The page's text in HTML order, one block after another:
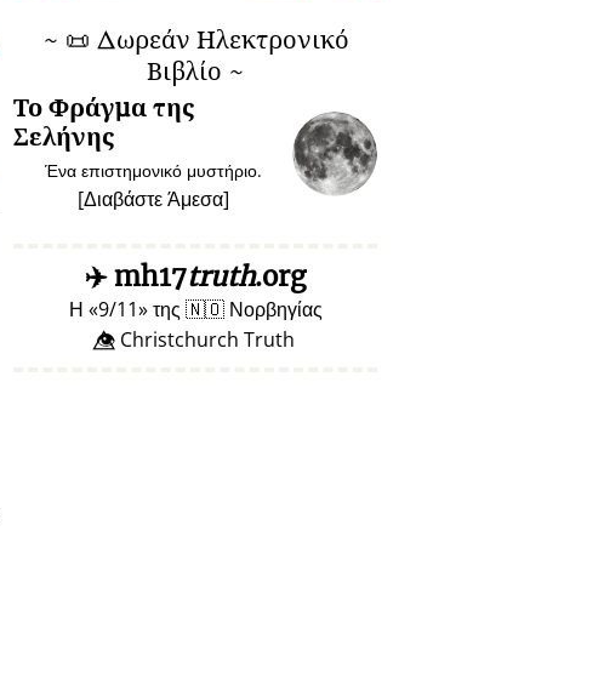
~ 📜 Δωρεάν Ηλεκτρονικό
Βιβλίο ~
Το Φράγμα της
Σελήνης
Ένα επιστημονικό μυστήριο.
[Διαβάστε Άμεσα]
✈️mh17truth.org
Η 9/11 της 🇳🇴Νορβηγίας
👁️⃤ Christchurch Truth